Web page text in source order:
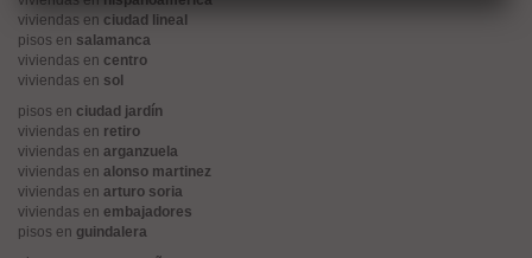
viviendas en ciudad lineal
pisos en salamanca
viviendas en centro
viviendas en sol
pisos en ciudad jardín
viviendas en retiro
viviendas en arganzuela
viviendas en alonso martinez
viviendas en arturo soria
viviendas en embajadores
pisos en guindalera